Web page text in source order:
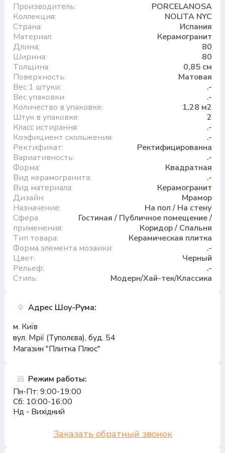
Производитель:
PORCELANOSA
Коллекция:
NOLITA NYC
Страна:
Испания
Материал:
Керамогранит
Длина:
80
Ширина:
80
Толщина:
0,85 см
Поверхность:
Матовая
Вес 1 штуки:
.-
Вес упаковки:
.-
Количество в упаковке:
1,28 м2
Штук в упаковке:
2
Класс истирання:
.-
Коэфициент скольжения:
.-
Ректификат:
Ректифицированна
Вариативность:
.-
Форма:
Квадратная
Вид керамогранита:
.-
Вид материала:
Керамогранит
Дизайн:
Мрамор
Назначение:
На пол / На стену
Сфера
применения:
Гостиная / Публичное помещение /
Коридор / Спальня
Тип товара:
Керамическая плитка
Форма элемента мозаики:
.-
Цвет:
Черный
Рельеф:
.-
Стиль:
Модерн/Хай-тек/Классика
Адрес Шоу-Рума:
м. Київ
вул. Мрії (Туполєва), буд. 54
Магазин "Плитка Плюс"
Режим работы:
Пн-Пт: 9:00-19:00
Сб: 10:00-16:00
Нд - Вихідний
Заказать обратный звонок